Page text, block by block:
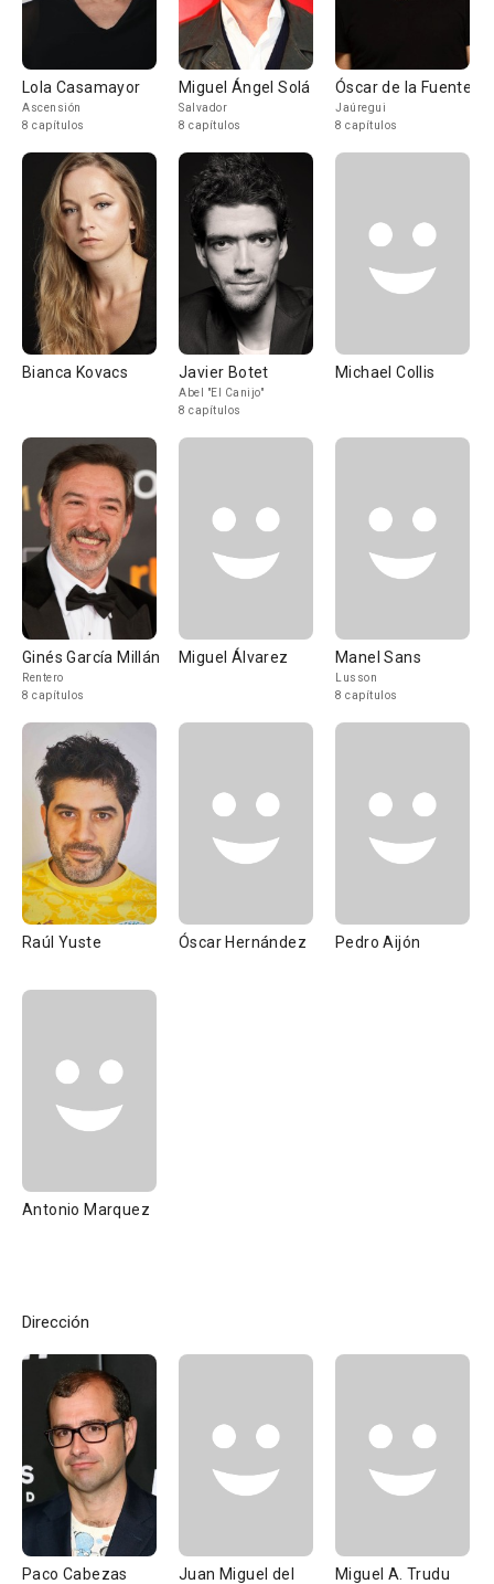
Lola Casamayor
Ascensión
8 capítulos
Miguel Ángel Solá
Salvador
8 capítulos
Óscar de la Fuente
Jaúregui
8 capítulos
Bianca Kovacs Javier Botet
Abel "El Canijo"
8 capítulos
Michael Collis
Ginés García Millán
Rentero
8 capítulos
Miguel Álvarez Manel Sans
Lusson
8 capítulos
Raúl Yuste Óscar Hernández Pedro Aijón
Antonio Marquez
Dirección
Paco Cabezas
Juan Miguel del
Miguel A. Trudu